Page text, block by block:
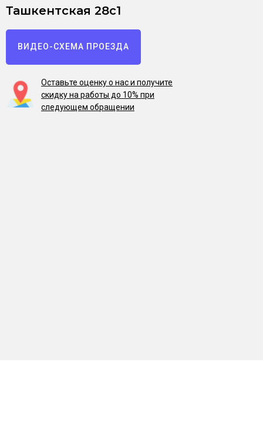
Ташкентская 28с1
ВИДЕО-СХЕМА ПРОЕЗДА
Оставьте оценку о нас и получите
скидку на работы до 10% при
следующем обращении